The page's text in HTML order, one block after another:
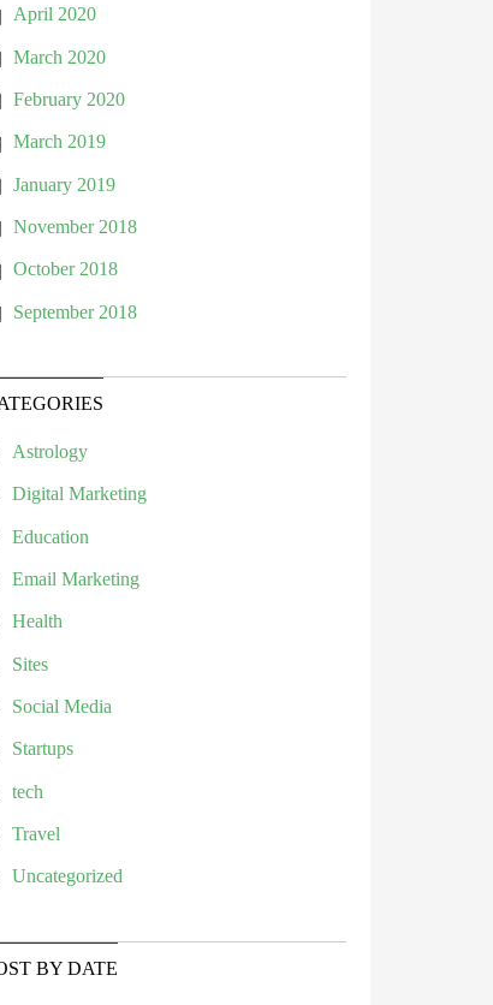
April 2020
March 2020
February 2020
March 2019
January 2019
November 2018
October 2018
September 2018
Astrology
Digital Marketing
Education
Email Marketing
Health
Sites
Social Media
Startups
tech
Travel
Uncategorized
BY DATE